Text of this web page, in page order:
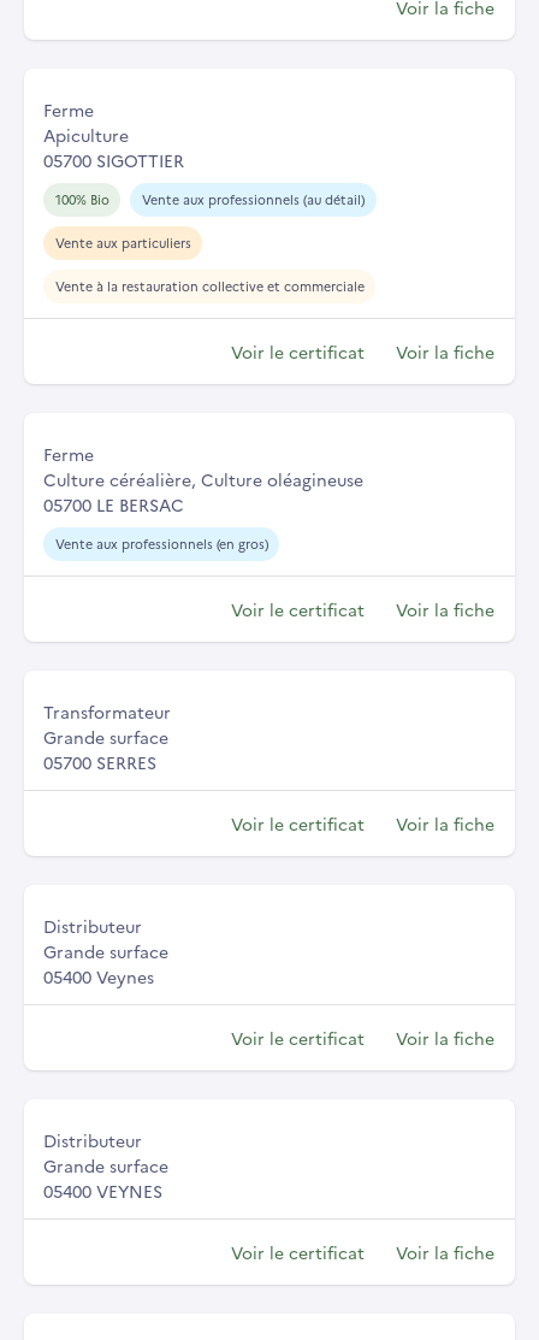
Voir la fiche
Ferme
Apiculture
05700 SIGOTTIER
100% Bio Vente aux professionnels (au détail)
Vente aux particuliers
Vente à la restauration collective et commerciale
Voir le certificat Voir la fiche
Ferme
Culture céréalière, Culture oléagineuse
05700 LE BERSAC
Vente aux professionnels (en gros)
Voir le certificat Voir la fiche
Transformateur
Grande surface
05700 SERRES
Voir le certificat Voir la fiche
Distributeur
Grande surface
05400 Veynes
Voir le certificat Voir la fiche
Distributeur
Grande surface
05400 VEYNES
Voir le certificat Voir la fiche